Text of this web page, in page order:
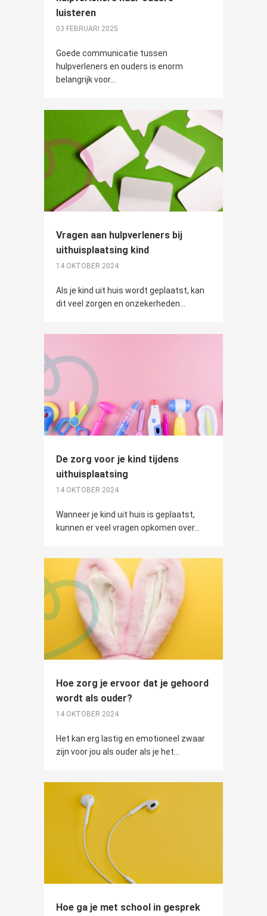
luisteren
03 FEBRUARI 2025
Goede communicatie tussen
hulpverleners en ouders is enorm
belangrijk voor...
Vragen aan hulpverleners bij
uithuisplaatsing kind
14 OKTOBER 2024
Als je kind uit huis wordt geplaatst, kan
dit veel zorgen en onzekerheden...
De zorg voor je kind tijdens
uithuisplaatsing
14 OKTOBER 2024
Wanneer je kind uit huis is geplaatst,
kunnen er veel vragen opkomen over...
Hoe zorg je ervoor dat je gehoord
wordt als ouder?
14 OKTOBER 2024
Het kan erg lastig en emotioneel zwaar
zijn voor jou als ouder als je het...
Hoe ga je met school in gesprek